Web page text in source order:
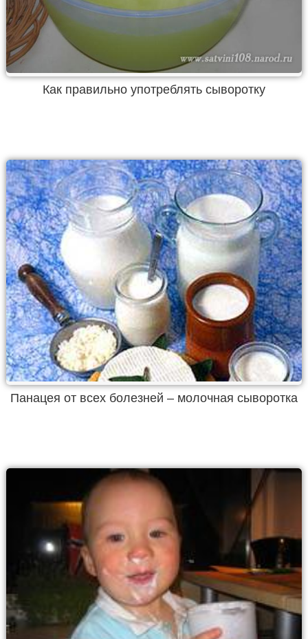
Как правильно употреблять сыворотку
Панацея от всех болезней – молочная сыворотка